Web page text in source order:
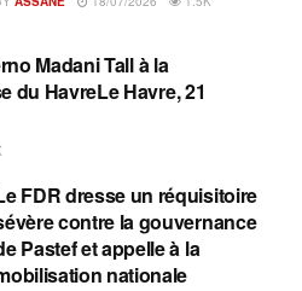
Madani Tall à la
du HavreLe Havre, 21
FDR dresse un réquisitoire
contre la gouvernance
Pastef et appelle à la
nationale